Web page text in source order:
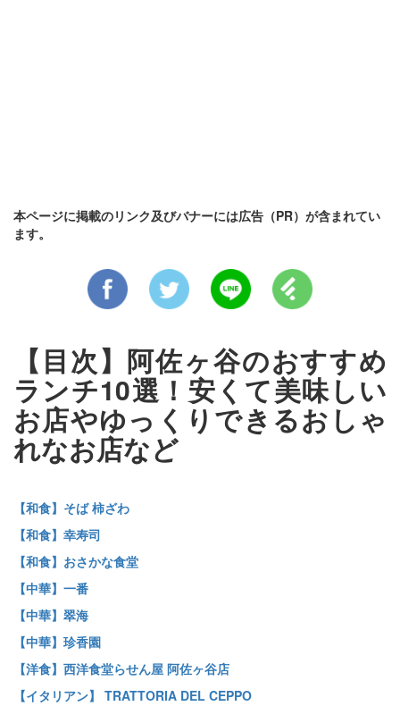
本ページに掲載のリンク及びバナーには広告（PR）が含まれてい
ます。
【目次】阿佐ヶ谷のおすすめ
ランチ10選！安くて美味しい
お店やゆっくりできるおしゃ
れなお店など
【和食】そば 柿ざわ
【和食】幸寿司
【和食】おさかな食堂
【中華】一番
【中華】翠海
【中華】珍香園
【洋食】西洋食堂らせん屋 阿佐ヶ谷店
【イタリアン】 TRATTORIA DEL CEPPO